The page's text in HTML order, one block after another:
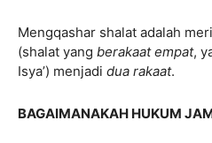
Mengqashar shalat adalah
(shalat yang berakaat empat,
Isya’) menjadi dua rakaat.
BAGAIMANAKAH HUKUM